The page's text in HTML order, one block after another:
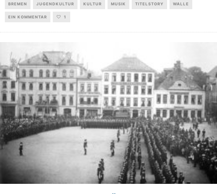
BREMEN JUGENDKULTUR KULTUR MUSIK TITELSTORY WALLE
EIN KOMMENTAR 1